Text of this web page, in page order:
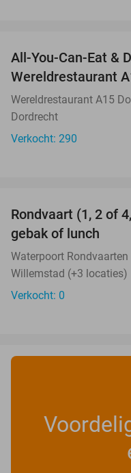
All-You-Can-Eat &
Wereldrestaurant
Wereldrestaurant A15
Dordrecht
Verkocht: 290
TODAY
Rondvaart (1, 2 of
gebak of lunch
Waterpoort Rondvaarten
Willemstad (+3 locaties)
Verkocht: 0